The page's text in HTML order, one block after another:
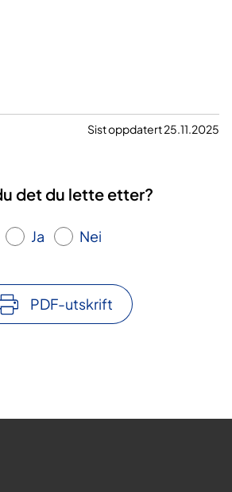
Sist oppdatert 25.11.2025
det du lette etter?
Ja Nei
PDF-utskrift